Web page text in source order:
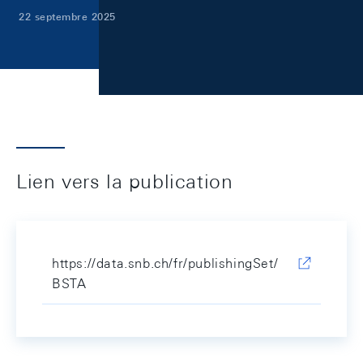
22 septembre 2025
Lien vers la publication
https://data.snb.ch/fr/publishingSet/
BSTA